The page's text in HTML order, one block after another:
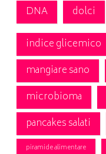
DNA dolci
indice glicemico
mangiare sano
microbioma
pancakes salati
piramide alimentare